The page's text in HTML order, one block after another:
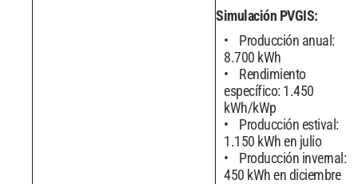
Simulación PVGIS:
Producción anual:
8.700 kWh
Rendimiento
específico: 1.450
kWh/kWp
Producción estival:
1.150 kWh en julio
Producción invernal:
450 kWh en diciembre